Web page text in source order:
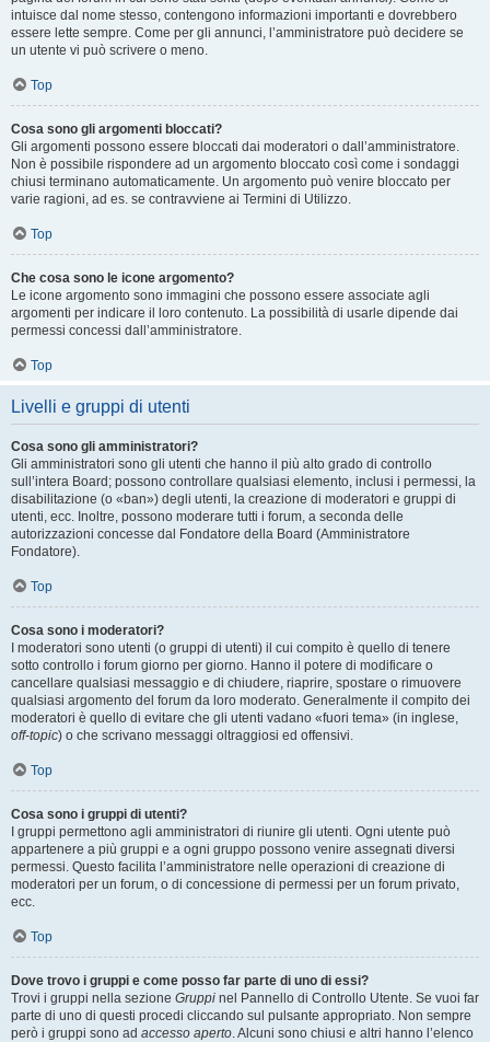
intuisce dal nome stesso, contengono informazioni importanti e dovrebbero
essere lette sempre. Come per gli annunci, l’amministratore può decidere se
un utente vi può scrivere o meno.
Top
Cosa sono gli argomenti bloccati?
Gli argomenti possono essere bloccati dai moderatori o dall’amministratore.
Non è possibile rispondere ad un argomento bloccato così come i sondaggi
chiusi terminano automaticamente. Un argomento può venire bloccato per
varie ragioni, ad es. se contravviene ai Termini di Utilizzo.
Top
Che cosa sono le icone argomento?
Le icone argomento sono immagini che possono essere associate agli
argomenti per indicare il loro contenuto. La possibilità di usarle dipende dai
permessi concessi dall’amministratore.
Top
Livelli e gruppi di utenti
Cosa sono gli amministratori?
Gli amministratori sono gli utenti che hanno il più alto grado di controllo
sull’intera Board; possono controllare qualsiasi elemento, inclusi i permessi, la
disabilitazione (o «ban») degli utenti, la creazione di moderatori e gruppi di
utenti, ecc. Inoltre, possono moderare tutti i forum, a seconda delle
autorizzazioni concesse dal Fondatore della Board (Amministratore
Fondatore).
Top
Cosa sono i moderatori?
I moderatori sono utenti (o gruppi di utenti) il cui compito è quello di tenere
sotto controllo i forum giorno per giorno. Hanno il potere di modificare o
cancellare qualsiasi messaggio e di chiudere, riaprire, spostare o rimuovere
qualsiasi argomento del forum da loro moderato. Generalmente il compito dei
moderatori è quello di evitare che gli utenti vadano «fuori tema» (in inglese,
off-topic) o che scrivano messaggi oltraggiosi ed offensivi.
Top
Cosa sono i gruppi di utenti?
I gruppi permettono agli amministratori di riunire gli utenti. Ogni utente può
appartenere a più gruppi e a ogni gruppo possono venire assegnati diversi
permessi. Questo facilita l’amministratore nelle operazioni di creazione di
moderatori per un forum, o di concessione di permessi per un forum privato,
ecc.
Top
Dove trovo i gruppi e come posso far parte di uno di essi?
Trovi i gruppi nella sezione Gruppi nel Pannello di Controllo Utente. Se vuoi far
parte di uno di questi procedi cliccando sul pulsante appropriato. Non sempre
però i gruppi sono ad accesso aperto. Alcuni sono chiusi e altri hanno l’elenco